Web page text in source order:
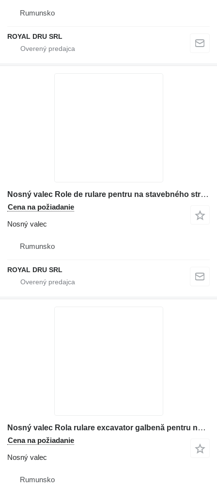
Rumunsko
ROYAL DRU SRL
Nosný valec Role de rulare pentru na stavebného stroja Case
Cena na požiadanie
Nosný valec
Rumunsko
ROYAL DRU SRL
Nosný valec Rola rulare excavator galbenă pentru na stavebného stroja Case
Cena na požiadanie
Nosný valec
Rumunsko